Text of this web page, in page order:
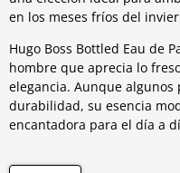
en los meses fríos del
Hugo Boss Bottled Eau de
hombre que aprecia lo
elegancia. Aunque
durabilidad, su esencia
encantadora para el día a